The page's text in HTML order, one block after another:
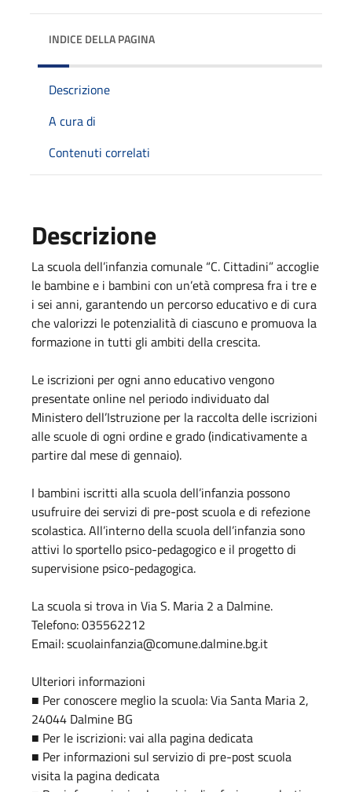
INDICE DELLA PAGINA
Descrizione
A cura di
Contenuti correlati
Descrizione
La scuola dell’infanzia comunale “C. Cittadini” accoglie
le bambine e i bambini con un’età compresa fra i tre e
i sei anni, garantendo un percorso educativo e di cura
che valorizzi le potenzialità di ciascuno e promuova la
formazione in tutti gli ambiti della crescita.
Le iscrizioni per ogni anno educativo vengono
presentate online nel periodo individuato dal
Ministero dell’Istruzione per la raccolta delle iscrizioni
alle scuole di ogni ordine e grado (indicativamente a
partire dal mese di gennaio).
I bambini iscritti alla scuola dell’infanzia possono
usufruire dei servizi di pre-post scuola e di refezione
scolastica. All’interno della scuola dell’infanzia sono
attivi lo sportello psico-pedagogico e il progetto di
supervisione psico-pedagogica.
La scuola si trova in Via S. Maria 2 a Dalmine.
Telefono: 035562212
Email: scuolainfanzia@comune.dalmine.bg.it
Ulteriori informazioni
■ Per conoscere meglio la scuola: Via Santa Maria 2,
24044 Dalmine BG
■ Per le iscrizioni: vai alla pagina dedicata
■ Per informazioni sul servizio di pre-post scuola
visita la pagina dedicata